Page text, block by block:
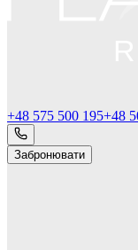
+48 575 500 195+48
Забронювати